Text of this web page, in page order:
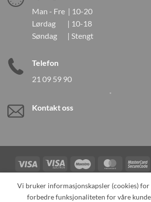
Man - Fre | 10-20
Lørdag | 10-18
Søndag | Stengt
Telefon
21 09 59 90
Kontakt oss
Visa
Visa
Electron
Maestro
2
Card
TILBAKEKALLINGER KONTAKT OSS
Vi bruker informasjonskapsler (cookies) for
forbedre funksjonaliteten for våre